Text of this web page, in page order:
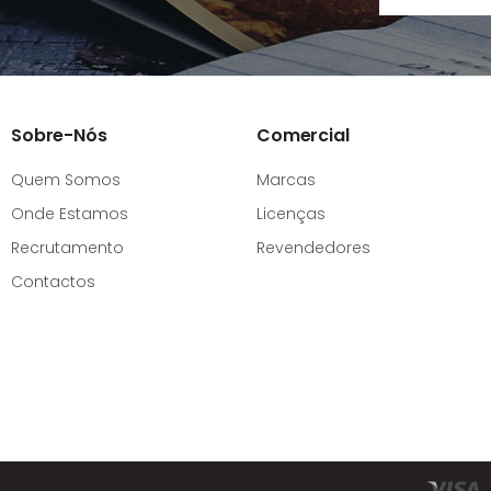
Sobre-Nós
Quem Somos
Onde Estamos
Recrutamento
Contactos
Comercial
Marcas
Licenças
Revendedores